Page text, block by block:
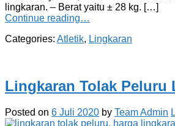
lingkaran. – Berat yaitu ± 28 kg. […]
Continue reading…
Categories: Atletik, Lingkaran
Lingkaran Tolak Peluru
Posted on 6 Juli 2020 by Team Admin